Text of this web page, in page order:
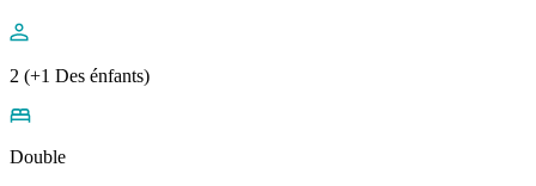
2 (+1 Des énfants)
Double